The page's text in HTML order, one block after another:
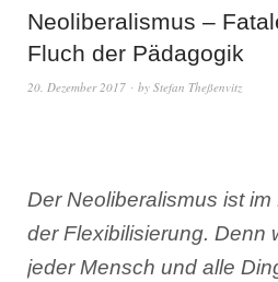
Neoliberalismus –
Fluch der Pädagogik
20. Dezember 2017 by Stefan Theßenvitz
Der Neoliberalismus ist
der Flexibilisierung. Denn
jeder Mensch und alle